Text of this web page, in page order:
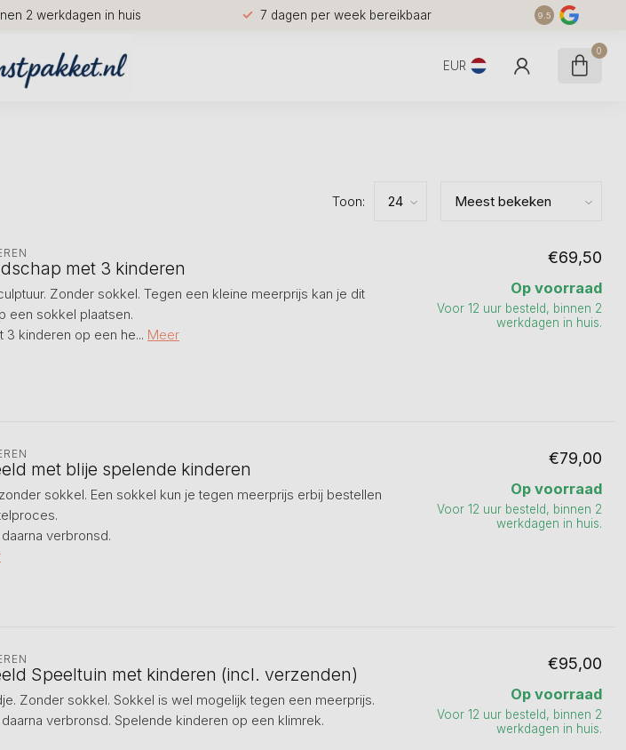
2 werkdagen in huis 7 dagen per week bereikbaar 9.5
EUR
0
Toon:
met 3 kinderen
Zonder sokkel. Tegen een kleine meerprijs kan je dit
een sokkel plaatsen.
3 kinderen op een he... Meer
€69,50
Op voorraad
Voor 12 uur besteld, binnen 2
werkdagen in huis.
met blije spelende kinderen
sokkel. Een sokkel kun je tegen meerprijs erbij bestellen
verbronsd.
€79,00
Op voorraad
Voor 12 uur besteld, binnen 2
werkdagen in huis.
Speeltuin met kinderen (incl. verzenden)
Zonder sokkel. Sokkel is wel mogelijk tegen een meerprijs.
verbronsd. Spelende kinderen op een klimrek.
€95,00
Op voorraad
Voor 12 uur besteld, binnen 2
werkdagen in huis.